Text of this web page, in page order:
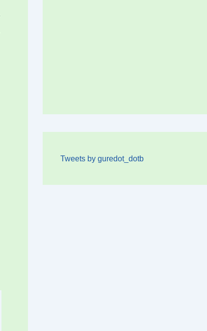
Tweets by guredot_dotb